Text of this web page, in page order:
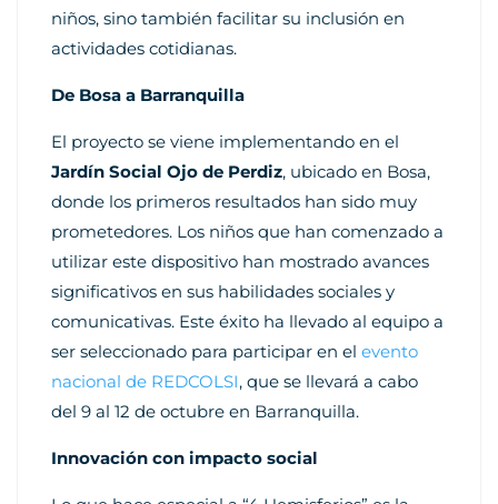
niños, sino también facilitar su inclusión en
actividades cotidianas.
De Bosa a Barranquilla
El proyecto se viene implementando en el
Jardín Social Ojo de Perdiz, ubicado en Bosa,
donde los primeros resultados han sido muy
prometedores. Los niños que han comenzado a
utilizar este dispositivo han mostrado avances
significativos en sus habilidades sociales y
comunicativas. Este éxito ha llevado al equipo a
ser seleccionado para participar en el evento
nacional de REDCOLSI, que se llevará a cabo
del 9 al 12 de octubre en Barranquilla.
Innovación con impacto social